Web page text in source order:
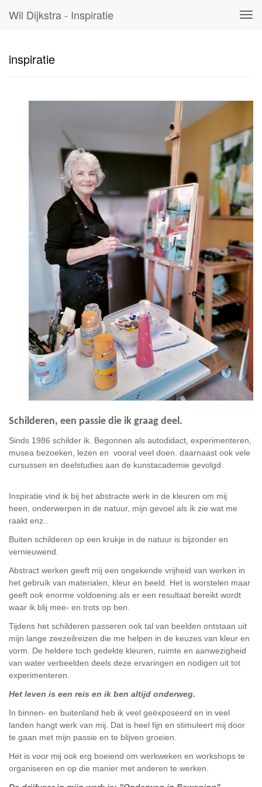
Wil Dijkstra - Inspiratie
inspiratie
Schilderen, een passie die ik graag deel.
Sinds 1986 schilder ik. Begonnen als autodidact, experimenteren,
musea bezoeken, lezen en vooral veel doen. daarnaast ook vele
cursussen en deelstudies aan de kunstacademie gevolgd.
Inspiratie vind ik bij het abstracte werk in de kleuren om mij
heen, onderwerpen in de natuur, mijn gevoel als ik zie wat me
raakt enz..
Buiten schilderen op een krukje in de natuur is bijzonder en
vernieuwend.
Abstract werken geeft mij een ongekende vrijheid van werken in
het gebruik van materialen, kleur en beeld. Het is worstelen maar
geeft ook enorme voldoening als er een resultaat bereikt wordt
waar ik blij mee- en trots op ben.
Tijdens het schilderen passeren ook tal van beelden ontstaan uit
mijn lange zeezeilreizen die me helpen in de keuzes van kleur en
vorm. De heldere toch gedekte kleuren, ruimte en aanwezigheid
van water verbeelden deels deze ervaringen en nodigen uit tot
experimenteren.
Het leven is een reis en ik ben altijd onderweg.
In binnen- en buitenland heb ik veel geëxposeerd en in veel
landen hangt werk van mij. Dat is heel fijn en stimuleert mij door
te gaan met mijn passie en te blijven groeien.
Het is voor mij ook erg boeiend om werkweken en workshops te
organiseren en op die manier met anderen te werken.